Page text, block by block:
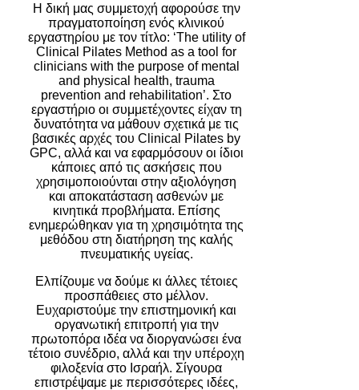
Η δική μας συμμετοχή αφορούσε την
πραγματοποίηση ενός κλινικού
εργαστηρίου με τον τίτλο: ‘The utility of
Clinical Pilates Method as a tool for
clinicians with the purpose of mental
and physical health, trauma
prevention and rehabilitation’. Στο
εργαστήριο οι συμμετέχοντες είχαν τη
δυνατότητα να μάθουν σχετικά με τις
βασικές αρχές του Clinical Pilates by
GPC, αλλά και να εφαρμόσουν οι ίδιοι
κάποιες από τις ασκήσεις που
χρησιμοποιούνται στην αξιολόγηση
και αποκατάσταση ασθενών με
κινητικά προβλήματα. Επίσης
ενημερώθηκαν για τη χρησιμότητα της
μεθόδου στη διατήρηση της καλής
πνευματικής υγείας.
Ελπίζουμε να δούμε κι άλλες τέτοιες
προσπάθειες στο μέλλον.
Ευχαριστούμε την επιστημονική και
οργανωτική επιτροπή για την
πρωτοπόρα ιδέα να διοργανώσει ένα
τέτοιο συνέδριο, αλλά και την υπέροχη
φιλοξενία στο Ισραήλ. Σίγουρα
επιστρέψαμε με περισσότερες ιδέες,